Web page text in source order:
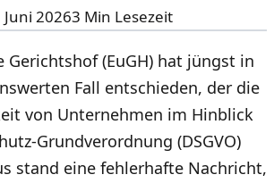
Juni 20263 Min Lesezeit
Gerichtshof (EuGH) hat jüngst in
Fall entschieden, der die
von Unternehmen im Hinblick
Grundverordnung (DSGVO)
stand eine fehlerhafte Nachricht,